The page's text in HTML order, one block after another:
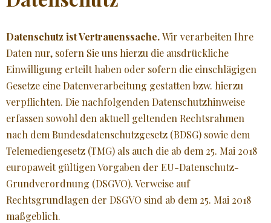
GLATTE HAUT
NATURKOSMETIK
♥ MEHR
Datenschutz ist Vertrauenssache.Wir verarbeiten Ihre
Daten nur, sofern Sie uns hierzu die ausdrückliche
Einwilligung erteilt haben oder sofern die einschlägigen
Gesetze eine Datenverarbeitung gestatten bzw. hierzu
verpflichten. Die nachfolgenden Datenschutzhinweise
erfassen sowohl den aktuell geltenden Rechtsrahmen
nach dem Bundesdatenschutzgesetz (BDSG) sowie dem
Telemediengesetz (TMG) als auch die ab dem 25. Mai 2018
europaweit gültigen Vorgaben der EU-Datenschutz-
Grundverordnung (DSGVO). Verweise auf
Rechtsgrundlagen der DSGVO sind ab dem 25. Mai 2018
maßgeblich.